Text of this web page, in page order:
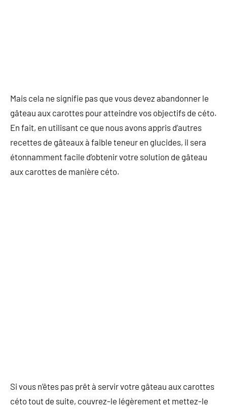
Mais cela ne signifie pas que vous devez abandonner le
gâteau aux carottes pour atteindre vos objectifs de céto.
En fait, en utilisant ce que nous avons appris d’autres
recettes de gâteaux à faible teneur en glucides, il sera
étonnamment facile d’obtenir votre solution de gâteau
aux carottes de manière céto.
Si vous n’êtes pas prêt à servir votre gâteau aux carottes
céto tout de suite, couvrez-le légèrement et mettez-le